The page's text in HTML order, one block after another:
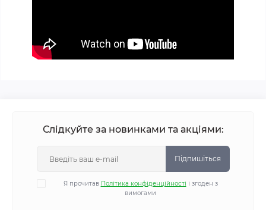
Слідкуйте за новинками та акціями:
Підпишіться
Я прочитав Політика конфіденційності і згоден з
вимогами